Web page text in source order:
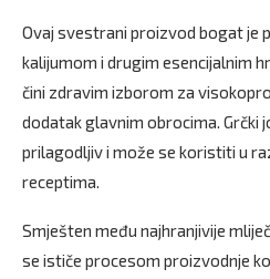
Ovaj svestrani proizvod bogat je
kalijumom i drugim esencijalnim
čini zdravim izborom za
dodatak glavnim obrocima. Grčki
prilagodljiv i može se koristiti u
receptima.
Smješten među najhranjivije
se ističe procesom proizvodnje